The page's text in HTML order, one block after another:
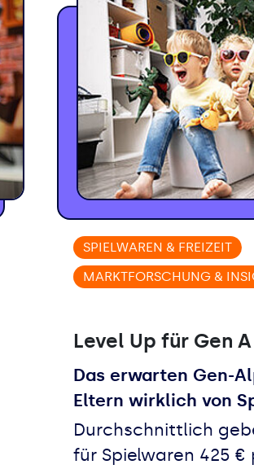
SPIELWAREN & FREIZEIT
MARKTFORSCHUNG &
Level Up für Gen A
Das erwarten Gen-
Eltern wirklich von
Durchschnittlich
für Spielwaren 425 €